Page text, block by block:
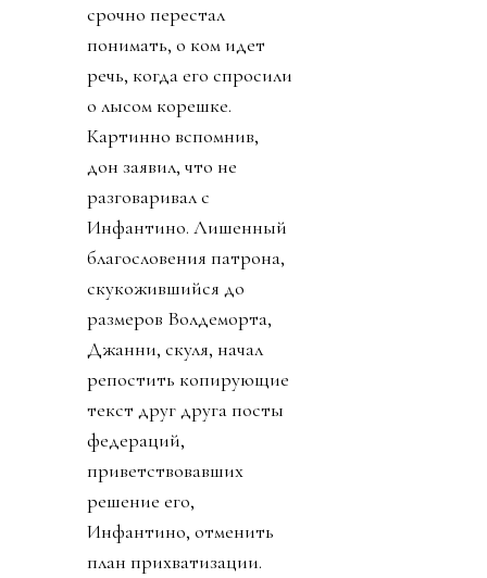
срочно перестал
понимать, о ком идет
речь, когда его спросили
о лысом корешке.
Картинно вспомнив,
дон заявил, что не
разговаривал с
Инфантино. Лишенный
благословения патрона,
скукожившийся до
размеров Волдеморта,
Джанни, скуля, начал
репостить копирующие
текст друг друга посты
федераций,
приветствовавших
решение его,
Инфантино, отменить
план прихватизации.